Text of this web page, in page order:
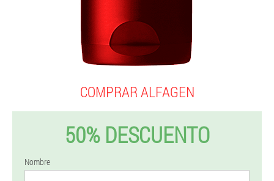
COMPRAR ALFAGEN
50% DESCUENTO
Nombre